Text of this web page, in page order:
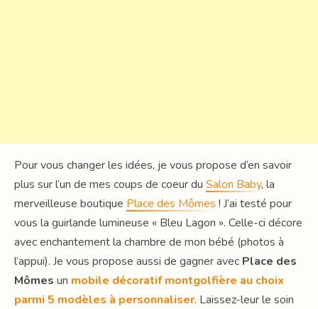
Pour vous changer les idées, je vous propose d’en savoir
plus sur l’un de mes coups de coeur du Salon Baby, la
merveilleuse boutique Place des Mômes ! J’ai testé pour
vous la guirlande lumineuse « Bleu Lagon ». Celle-ci décore
avec enchantement la chambre de mon bébé (photos à
l’appui). Je vous propose aussi de gagner avec Place des
Mômes un mobile décoratif montgolfière au choix
parmi 5 modèles à personnaliser. Laissez-leur le soin